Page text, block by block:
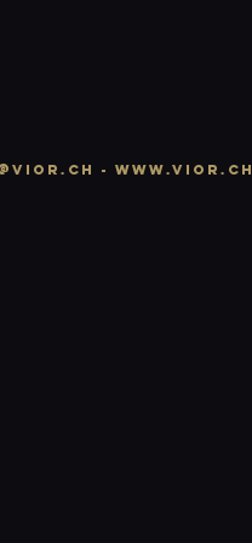
- www.vior.ch